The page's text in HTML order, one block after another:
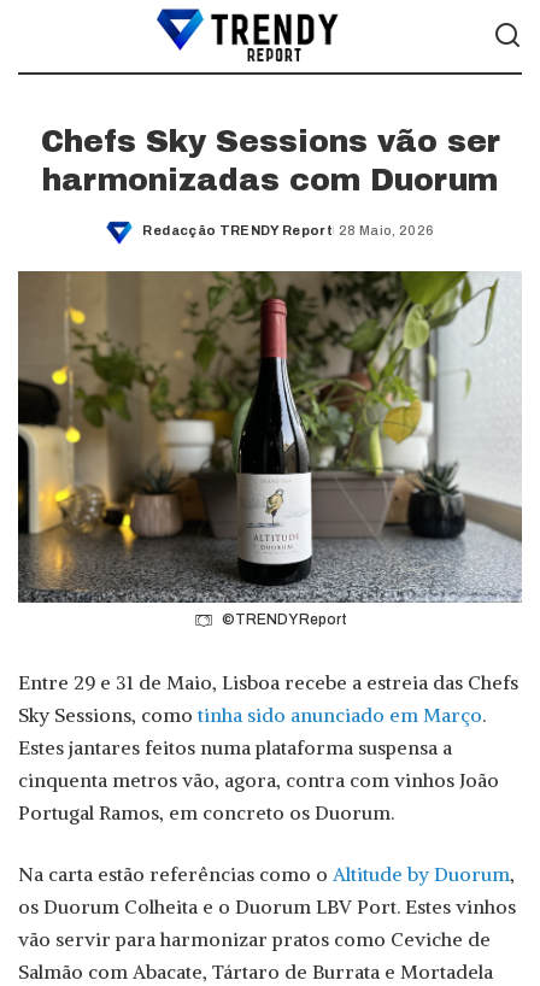
Chefs Sky Sessions vão ser
harmonizadas com Duorum
Posted
Redacção TRENDY Report 28 Maio, 2026
©TRENDY Report
Entre 29 e 31 de Maio, Lisboa recebe a estreia das Chefs
Sky Sessions, comotinha sido anunciado em Março.
Estes jantares feitos numa plataforma suspensa a
cinquenta metros vão, agora, contra com vinhos João
Portugal Ramos, em concreto os Duorum.
Na carta estão referências como o Altitude by Duorum,
os Duorum Colheita e o Duorum LBV Port. Estes vinhos
vão servir para harmonizar pratos como Ceviche de
Salmão com Abacate, Tártaro de Burrata e Mortadela